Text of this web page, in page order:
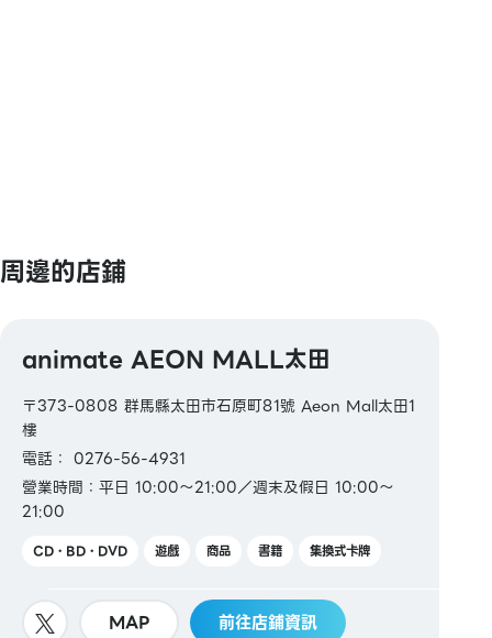
周邊的店鋪
animate AEON MALL太田
〒373-0808 群馬縣太田市石原町81號 Aeon Mall太田1
樓
電話： 0276-56-4931
營業時間：平日 10:00～21:00／週末及假日 10:00～
21:00
CD・BD・DVD 遊戲 商品 書籍 集換式卡牌
MAP 前往店鋪資訊